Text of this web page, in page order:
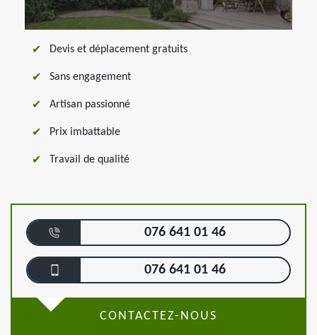
Devis et déplacement gratuits
Sans engagement
Artisan passionné
Prix imbattable
Travail de qualité
076 641 01 46
076 641 01 46
CONTACTEZ-NOUS